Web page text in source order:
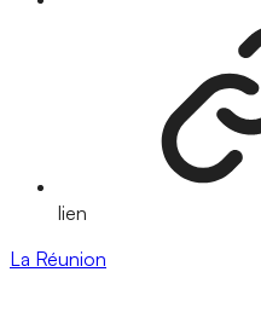
lien
La Réunion